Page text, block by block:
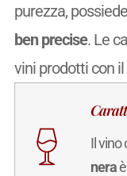
purezza, possiede
ben precise. Le
vini prodotti con
Il vino
neraè